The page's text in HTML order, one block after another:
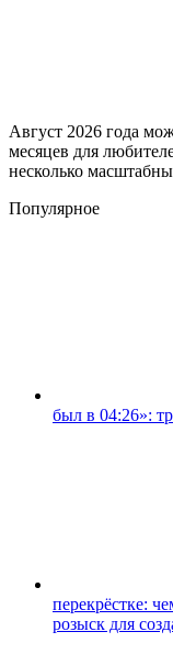
Август 2026 года
месяцев для
несколько
Популярное
был в 04:26»:
перекрёстке:
розыск для